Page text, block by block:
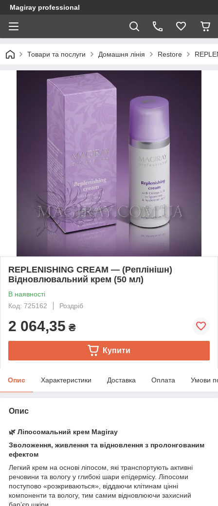
Magiray professional
Товари та послуги Домашня лінія Restore
REPLENISHING CREAM — (Реплінішн)
Відновлювальний крем (50 мл)
В наявності
Код: 725162
Роздріб
2 064,35 ₴
Купити
Опис Характеристики Доставка Оплата Умови
Опис
🌿 Ліпосомальний крем Magiray
Зволоження, живлення та відновлення з пролонгованим
ефектом
Легкий крем на основі ліпосом, які транспортують активні
речовини та вологу у глибокі шари епідермісу. Ліпосоми
поступово «розкриваються», віддаючи клітинам цінні
компоненти та вологу, тим самим відновлюючи захисний
бар’єр шкіри.